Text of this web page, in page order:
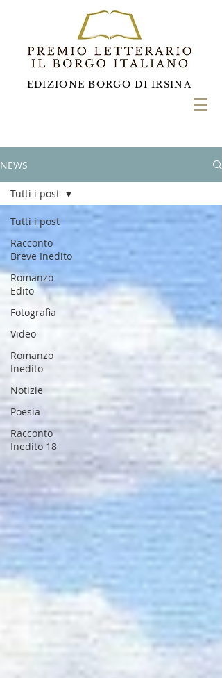
EDIZIONE BORGO DI IRSINA
NEWS
Tutti i post
Racconto
Breve Inedito
Romanzo
Edito
Fotografia
Video
Romanzo
Inedito
Notizie
Poesia
Racconto
Inedito 18
Tutti i post